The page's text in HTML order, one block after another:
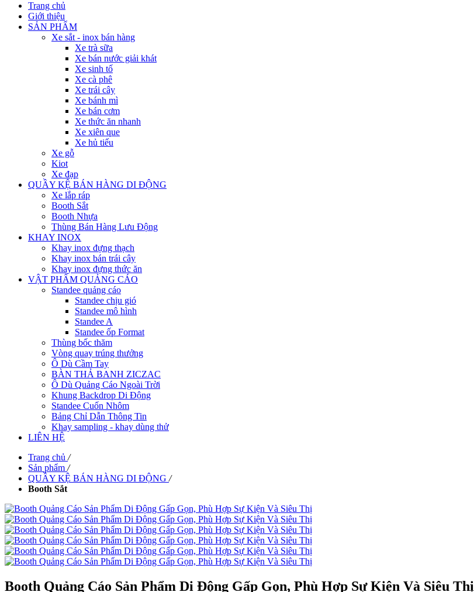
Trang chủ
Giới thiệu
SẢN PHẨM
Xe sắt - inox bán hàng
Xe trà sữa
Xe bán nước giải khát
Xe sinh tố
Xe cà phê
Xe trái cây
Xe bánh mì
Xe bán cơm
Xe thức ăn nhanh
Xe xiên que
Xe hủ tiếu
Xe gỗ
Kiot
Xe đạp
QUẦY KỆ BÁN HÀNG DI ĐỘNG
Xe lắp ráp
Booth Sắt
Booth Nhựa
Thùng Bán Hàng Lưu Động
KHAY INOX
Khay inox đựng thạch
Khay inox bán trái cây
Khay inox đựng thức ăn
VẬT PHẨM QUẢNG CÁO
Standee quảng cáo
Standee chịu gió
Standee mô hình
Standee A
Standee ốp Format
Thùng bốc thăm
Vòng quay trúng thưởng
Ô Dù Cầm Tay
BÀN THẢ BANH ZICZAC
Ô Dù Quảng Cáo Ngoài Trời
Khung Backdrop Di Động
Standee Cuốn Nhôm
Bảng Chỉ Dẫn Thông Tin
Khay sampling - khay dùng thử
LIÊN HỆ
Trang chủ /
Sản phẩm /
QUẦY KỆ BÁN HÀNG DI ĐỘNG /
Booth Sắt
Booth Quảng Cáo Sản Phẩm Di Động Gấp Gọn, Phù Hợp Sự Kiện Và Siêu Thị